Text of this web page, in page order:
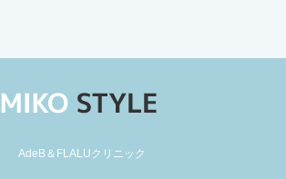
AdeB＆FLALUクリニック